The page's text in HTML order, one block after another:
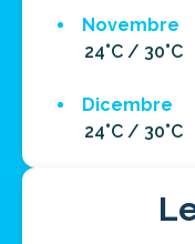
Novembre
24°C / 30°C
Dicembre
24°C / 30°C